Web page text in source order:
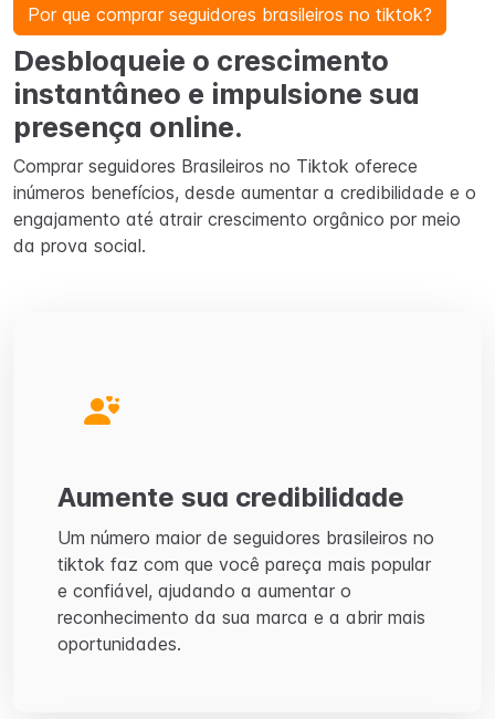
Por que comprar seguidores brasileiros no tiktok?
Desbloqueie o crescimento
instantâneo e impulsione sua
presença online.
Comprar seguidores Brasileiros no Tiktok oferece
inúmeros benefícios, desde aumentar a credibilidade e o
engajamento até atrair crescimento orgânico por meio
da prova social.
Aumente sua credibilidade
Um número maior de seguidores brasileiros no
tiktok faz com que você pareça mais popular
e confiável, ajudando a aumentar o
reconhecimento da sua marca e a abrir mais
oportunidades.